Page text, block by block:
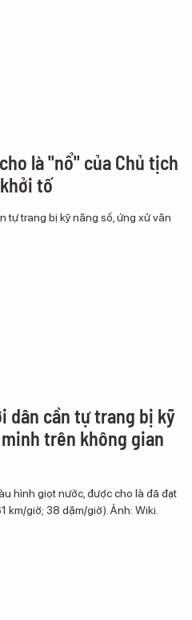
là "nổ" của Chủ tịch
tố
dân cần tự trang bị kỹ
trên không gian